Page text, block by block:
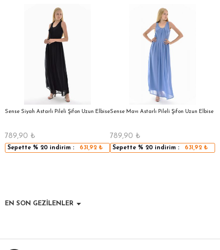
Sense Siyah Astarlı Pileli Şifon Uzun Elbise
789,90 ₺
Sepette % 20 indirim : 631,92₺
Sense Mavı Astarlı Pileli Şifon Uzun Elbise
789,90 ₺
Sepette % 20 indirim : 631,92₺
EN SON GEZİLENLER